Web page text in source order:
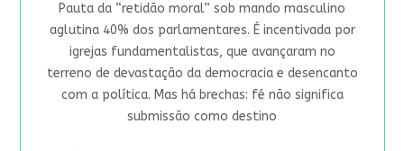
Pauta da “retidão moral” sob mando masculino
aglutina 40% dos parlamentares. É incentivada por
igrejas fundamentalistas, que avançaram no
terreno de devastação da democracia e desencanto
com a política. Mas há brechas: fé não significa
submissão como destino